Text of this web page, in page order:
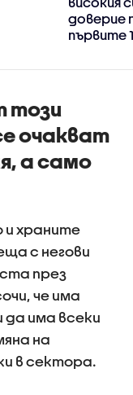
доверие
първите
този
очакват
а само
храните
с негови
през
че има
има всеки
на
в сектора.